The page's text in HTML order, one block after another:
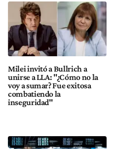
Milei invitó a Bullrich a
unirse a LLA: "¿Cómo no la
voy a sumar? Fue exitosa
combatiendo la
inseguridad"